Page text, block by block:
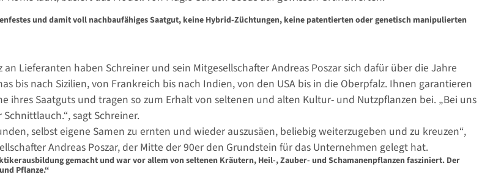
und damit voll nachbaufähiges Saatgut, keine Hybrid-Züchtungen, keine patentierten oder genetisch manipulierten
an Lieferanten haben Schreiner und sein Mitgesellschafter Andreas Poszar sich dafür über die Jahre
bis nach Sizilien, von Frankreich bis nach Indien, von den USA bis in die Oberpfalz. Ihnen garantieren
ihres Saatguts und tragen so zum Erhalt von seltenen und alten Kultur- und Nutzpflanzen bei. „Bei uns
sagt Schreiner.
selbst eigene Samen zu ernten und wieder auszusäen, beliebig weiterzugeben und zu kreuzen“,
Andreas Poszar, der Mitte der 90er den Grundstein für das Unternehmen gelegt hat.
gemacht und war vor allem von seltenen Kräutern, Heil-, Zauber- und Schamanenpflanzen fasziniert. Der
Pflanze.“